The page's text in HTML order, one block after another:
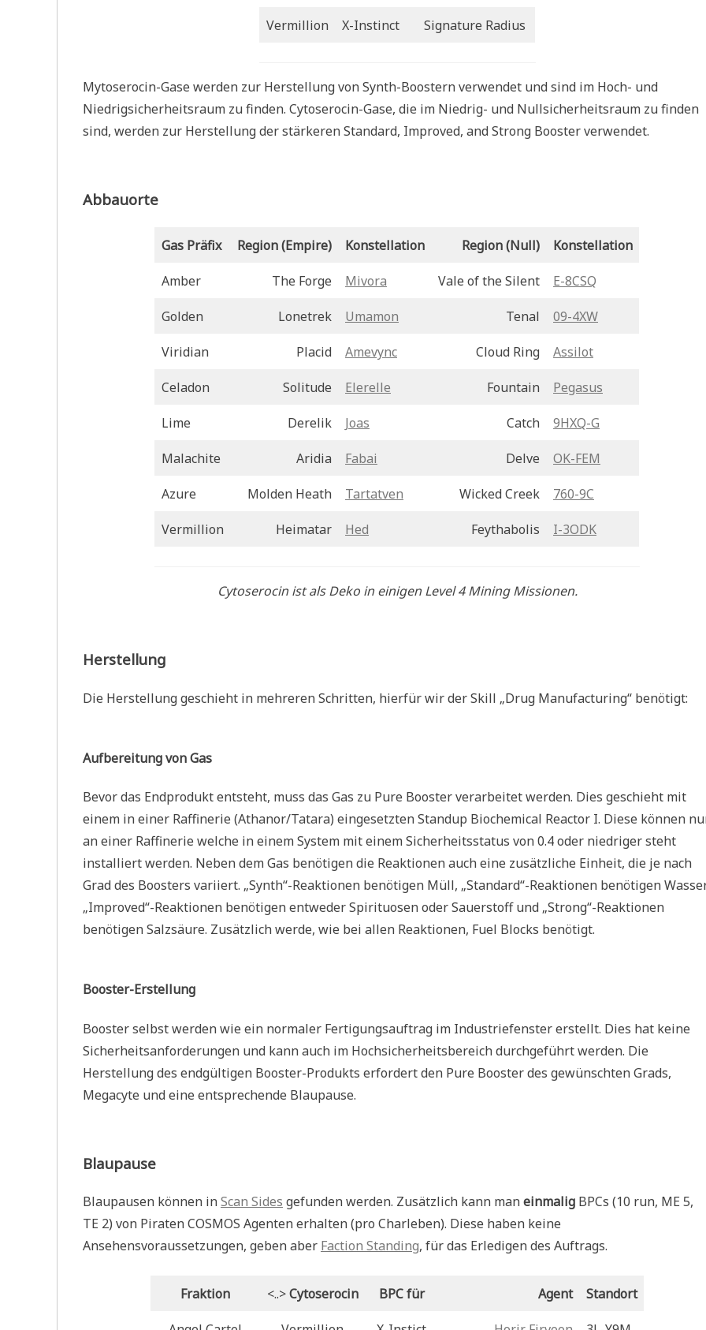
Vermillion X-Instinct Signature Radius
Mytoserocin-Gase werden zur Herstellung von Synth-Boostern verwendet und sind im Hoch- und
Niedrigsicherheitsraum zu finden. Cytoserocin-Gase, die im Niedrig- und Nullsicherheitsraum zu finden
sind, werden zur Herstellung der stärkeren Standard, Improved, and Strong Booster verwendet.
Abbauorte
Gas Präfix Region (Empire) Konstellation Region (Null) Konstellation
Amber The Forge Mivora Vale of the Silent E-8CSQ
Golden Lonetrek Umamon Tenal 09-4XW
Viridian Placid Amevync Cloud Ring Assilot
Celadon Solitude Elerelle Fountain Pegasus
Lime Derelik Joas Catch 9HXQ-G
Malachite Aridia Fabai Delve OK-FEM
Azure Molden Heath Tartatven Wicked Creek 760-9C
Vermillion Heimatar Hed Feythabolis I-3ODK
Cytoserocin ist als Deko in einigen Level 4 Mining Missionen.
Herstellung
Die Herstellung geschieht in mehreren Schritten, hierfür wir der Skill „Drug Manufacturing“ benötigt:
Aufbereitung von Gas
Bevor das Endprodukt entsteht, muss das Gas zu Pure Booster verarbeitet werden. Dies geschieht mit
einem in einer Raffinerie (Athanor/Tatara) eingesetzten Standup Biochemical Reactor I. Diese können
an einer Raffinerie welche in einem System mit einem Sicherheitsstatus von 0.4 oder niedriger steht
installiert werden. Neben dem Gas benötigen die Reaktionen auch eine zusätzliche Einheit, die je nach
Grad des Boosters variiert. „Synth“-Reaktionen benötigen Müll, „Standard“-Reaktionen benötigen
„Improved“-Reaktionen benötigen entweder Spirituosen oder Sauerstoff und „Strong“-Reaktionen
benötigen Salzsäure. Zusätzlich werde, wie bei allen Reaktionen, Fuel Blocks benötigt.
Booster-Erstellung
Booster selbst werden wie ein normaler Fertigungsauftrag im Industriefenster erstellt. Dies hat keine
Sicherheitsanforderungen und kann auch im Hochsicherheitsbereich durchgeführt werden. Die
Herstellung des endgültigen Booster-Produkts erfordert den Pure Booster des gewünschten Grads,
Megacyte und eine entsprechende Blaupause.
Blaupause
Blaupausen können inScan Sides gefunden werden. Zusätzlich kann maneinmalig BPCs (10 run, ME 5,
TE 2) von Piraten COSMOS Agenten erhalten (pro Charleben). Diese haben keine
Ansehensvoraussetzungen, geben aber Faction Standing, für das Erledigen des Auftrags.
Fraktion <..>Cytoserocin BPC für Agent Standort